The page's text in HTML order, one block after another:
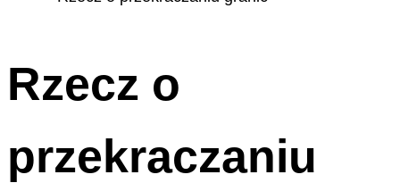
Rzecz o
przekraczaniu